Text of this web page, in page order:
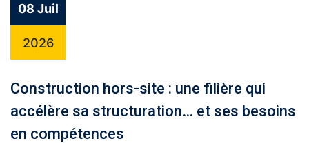
08 Juil
2026
Construction hors-site : une filière qui
accélère sa structuration… et ses besoins
en compétences